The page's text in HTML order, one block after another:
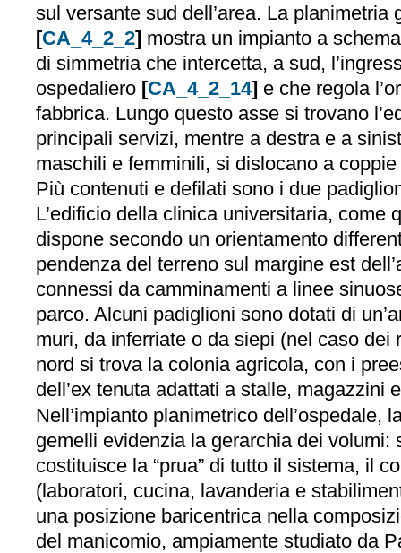
sul versante sud dell’area. La planimetria
[CA_4_2_2] mostra un impianto a
di simmetria che intercetta, a sud,
ospedaliero [CA_4_2_14] e che regola
fabbrica. Lungo questo asse si trovano
principali servizi, mentre a destra e a
maschili e femminili, si dislocano a
Più contenuti e defilati sono i due
L’edificio della clinica universitaria, come
dispone secondo un orientamento
pendenza del terreno sul margine est
connessi da camminamenti a linee
parco. Alcuni padiglioni sono dotati di
muri, da inferriate o da siepi (nel caso dei
nord si trova la colonia agricola, con i
dell’ex tenuta adattati a stalle, magazzini
Nell’impianto planimetrico dell’ospedale,
gemelli evidenzia la gerarchia dei volumi:
costituisce la “prua” di tutto il sistema, il
(laboratori, cucina, lavanderia e
una posizione baricentrica nella
del manicomio, ampiamente studiato da